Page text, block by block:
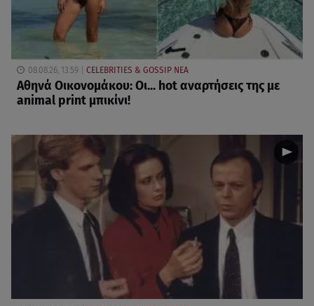
08.08.26, 13:59 CELEBRITIES & GOSSIP ΝΕΑ
Αθηνά Οικονομάκου: Οι... hot αναρτήσεις της με
animal print μπικίνι!